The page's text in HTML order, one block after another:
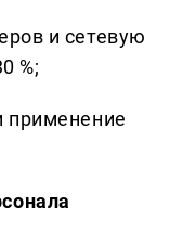
и сетевую
%;
применение